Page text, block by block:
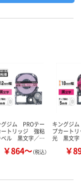
グジム PROテー
ートリッジ 強粘
ベル 黒文字／…
￥864～（税込）
キングジ
プカート
光 黒文字
￥